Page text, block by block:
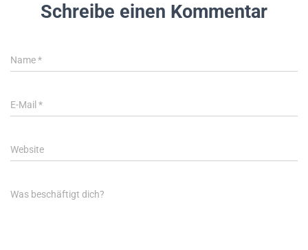
Schreibe einen Kommentar
Name*
E-Mail *
Website
Was beschäftigt dich?